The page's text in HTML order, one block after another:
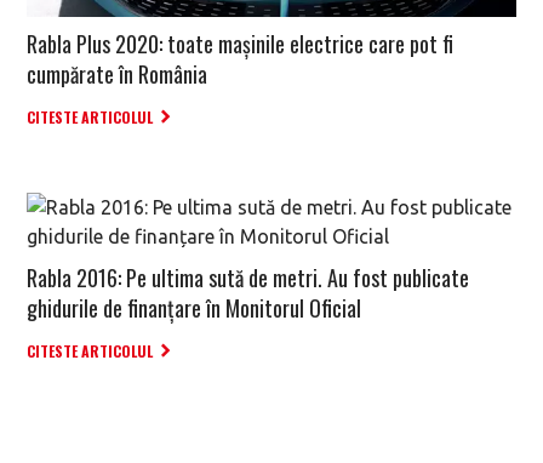
Rabla Plus 2020: toate mașinile electrice care pot fi
cumpărate în România
CITESTE ARTICOLUL
Rabla 2016: Pe ultima sută de metri. Au fost publicate
ghidurile de finanțare în Monitorul Oficial
CITESTE ARTICOLUL